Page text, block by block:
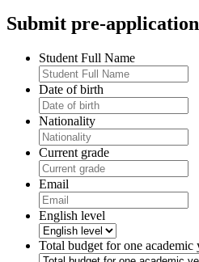
Submit pre-application
Student Full Name
Date of birth
Nationality
Current grade
Email
English level
Total budget for one academic